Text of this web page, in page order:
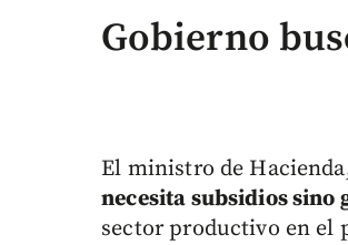
Gobierno
El ministro de
necesita subsidios sino
sector productivo en el